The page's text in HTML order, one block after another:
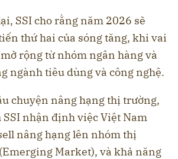
SSI cho rằng năm 2026 sẽ
thứ hai của sóng tăng, khi vai
rộng từ nhóm ngân hàng và
ngành tiêu dùng và công nghệ.
chuyện nâng hạng thị trường,
nhận định việc Việt Nam
nâng hạng lên nhóm thị
Market), và khả năng